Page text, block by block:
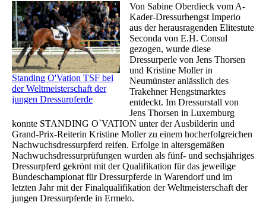
Standing O'Vation TSF bei
der Weltmeisterschaft der
jungen Dressurpferde
Von Sabine Oberdieck vom A-
Kader-Dressurhengst Imperio
aus der herausragenden Elitestute
Seconda von E.H. Consul
gezogen, wurde diese
Dressurperle von Jens Thorsen
und Kristine Moller in
Neumünster anlässlich des
Trakehner Hengstmarktes
entdeckt. Im Dressurstall von
Jens Thorsen in Luxemburg
konnte STANDING O`VATION unter der Ausbilderin und
Grand-Prix-Reiterin Kristine Moller zu einem hocherfolgreichen
Nachwuchsdressurpferd reifen. Erfolge in altersgemäßen
Nachwuchsdressurprüfungen wurden als fünf- und sechsjähriges
Dressurpferd gekrönt mit der Qualifikation für das jeweilige
Bundeschampionat für Dressurpferde in Warendorf und im
letzten Jahr mit der Finalqualifikation der Weltmeisterschaft der
jungen Dressurpferde in Ermelo.